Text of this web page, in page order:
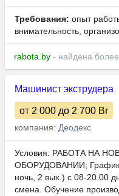
Требования: опыт
внимательность,
rabota.by - найдена
Машинист экструдера
от 2 000 до 2 700 Br
компания: Деодекс
Условия: РАБОТА НА
ОБОРУДОВАНИИ; График
ночь, 2 вых.) с 08-20.00
смена. Обучение